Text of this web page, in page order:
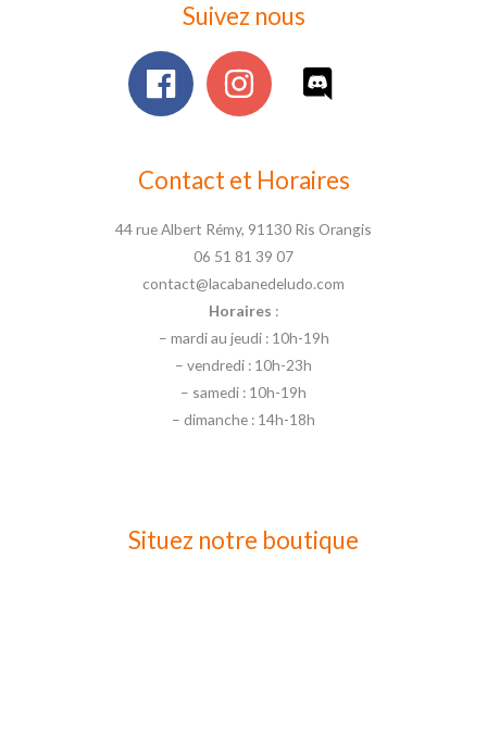
Suivez nous
Contact et Horaires
44 rue Albert Rémy, 91130 Ris Orangis
06 51 81 39 07
contact@lacabanedeludo.com
Horaires :
– mardi au jeudi : 10h-19h
– vendredi : 10h-23h
– samedi : 10h-19h
– dimanche : 14h-18h
Situez notre boutique